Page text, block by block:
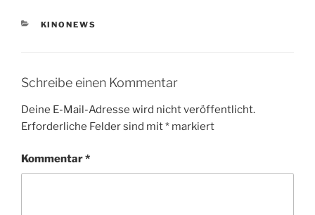
KATEGORIEN
KINONEWS
Schreibe einen Kommentar
Deine E-Mail-Adresse wird nicht veröffentlicht.
Erforderliche Felder sind mit* markiert
Kommentar*